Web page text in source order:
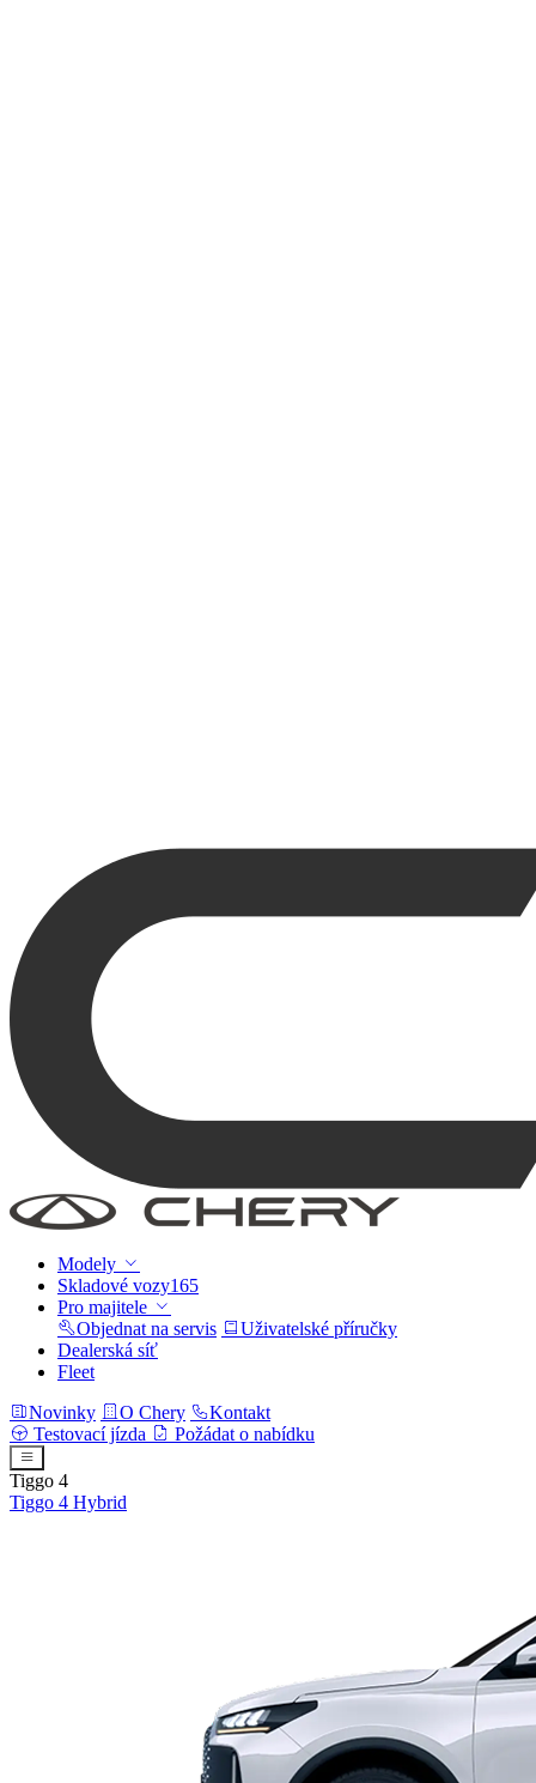
Modely
Skladové vozy165
Pro majitele
Objednat na servis
Uživatelské příručky
Dealerská síť
Fleet
Novinky
O Chery
Kontakt
Testovací jízda
Požádat o nabídku
Tiggo 4
Tiggo 4 Hybrid